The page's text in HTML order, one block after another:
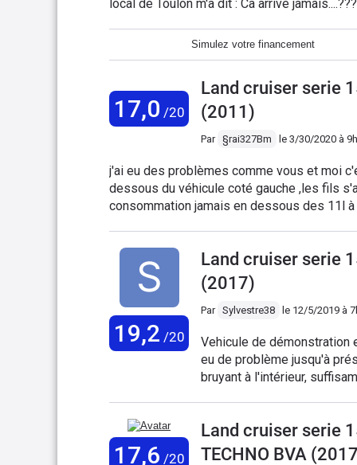
J15 il y a eu un rappel de TOYOTA pour le
se bouchaient. Suite au prochain épisode...
local de Toulon m'a dit : Ca arrive
Simulez votre financement
17,0 /20
Land cruiser serie
(2011)
Par §rai327Bm le 3/30/2020 à
j'ai eu des problèmes comme vous et moi
dessous du véhicule coté gauche ,les fils
consommation jamais en dessous des 11l
19,2 /20
Land cruiser serie
(2017)
Par Sylvestre38 le 12/5/2019 à
Vehicule de démonstration
eu de problème jusqu'à
bruyant à l'intérieur,
est verrouillée sur
km/h). Sinon en conduite
17,6 /20
Land cruiser serie
TECHNO BVA